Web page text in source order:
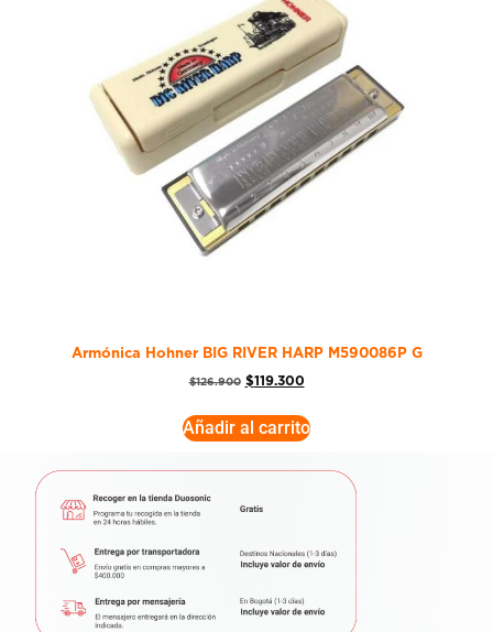
Armónica Hohner BIG RIVER HARP M590086P G
$126.900 $119.300
Añadir al carrito